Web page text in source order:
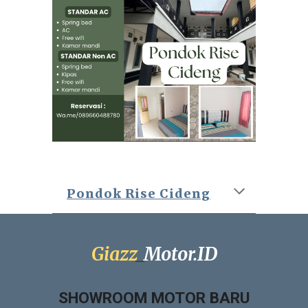
Pondok Rise Cideng
Giazz_Motor.ID
SHOWROOM MOTOR BARU